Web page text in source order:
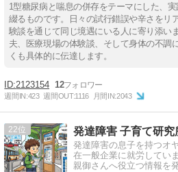
1型糖尿病と喘息の併存をテーマにした、
綴るものです。日々の試行錯誤や辛さをリ
験談を通じて同じ境遇にいる人に寄り添い
夫、医療現場の体験談、そして身体の不調
くも具体的に伝達します。
2123154 12
週間IN:423 週間OUT:1116 月間IN:2043
22 発達障害 子育て研究
発達障害の息子を持つオ
在一般企業に就労してい
親御さんへ役立つ情報を